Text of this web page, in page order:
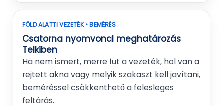
FÖLD ALATTI VEZETÉK • BEMÉRÉS
Csatorna nyomvonal meghatározás
Telkiben
Ha nem ismert, merre fut a vezeték, hol van a
rejtett akna vagy melyik szakaszt kell javítani,
beméréssel csökkenthető a felesleges
feltárás.